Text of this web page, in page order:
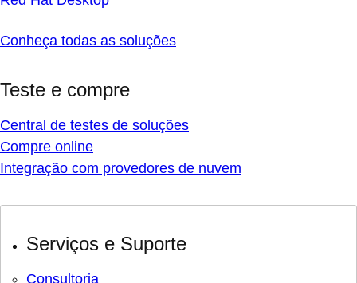
Conheça todas as soluções
Teste e compre
Central de testes de soluções
Compre online
Integração com provedores de nuvem
Serviços e Suporte
Consultoria